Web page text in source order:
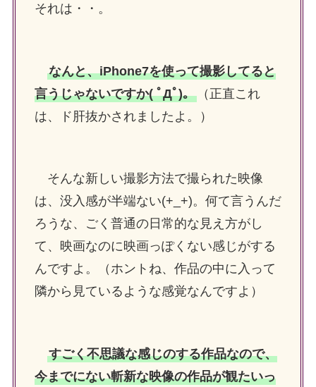
それは・・。
なんと、iPhone7を使って撮影してると
言うじゃないですか( ﾟДﾟ)。（正直これ
は、ド肝抜かされましたよ。）
そんな新しい撮影方法で撮られた映像
は、没入感が半端ない(+_+)。何て言うんだ
ろうな、ごく普通の日常的な見え方がし
て、映画なのに映画っぽくない感じがする
んですよ。（ホントね、作品の中に入って
隣から見ているような感覚なんですよ）
すごく不思議な感じのする作品なので、
今までにない斬新な映像の作品が観たいっ